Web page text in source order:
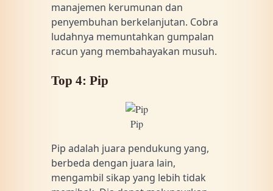
manajemen kerumunan dan
penyembuhan berkelanjutan. Cobra
ludahnya memuntahkan gumpalan
racun yang membahayakan musuh.
Top 4: Pip
Pip
Pip adalah juara pendukung yang,
berbeda dengan juara lain,
mengambil sikap yang lebih tidak